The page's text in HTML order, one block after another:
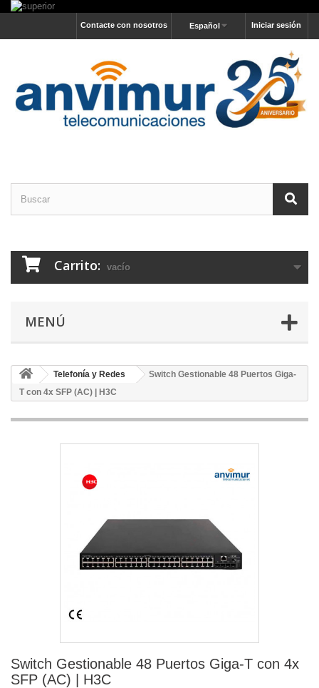
Iniciar sesión
Español
Contacte con nosotros
Carrito: vacío
MENÚ
Telefonía y Redes
Switch Gestionable 48 Puertos Giga-
T con 4x SFP (AC) | H3C
Switch Gestionable 48 Puertos Giga-T con 4x
SFP (AC) | H3C